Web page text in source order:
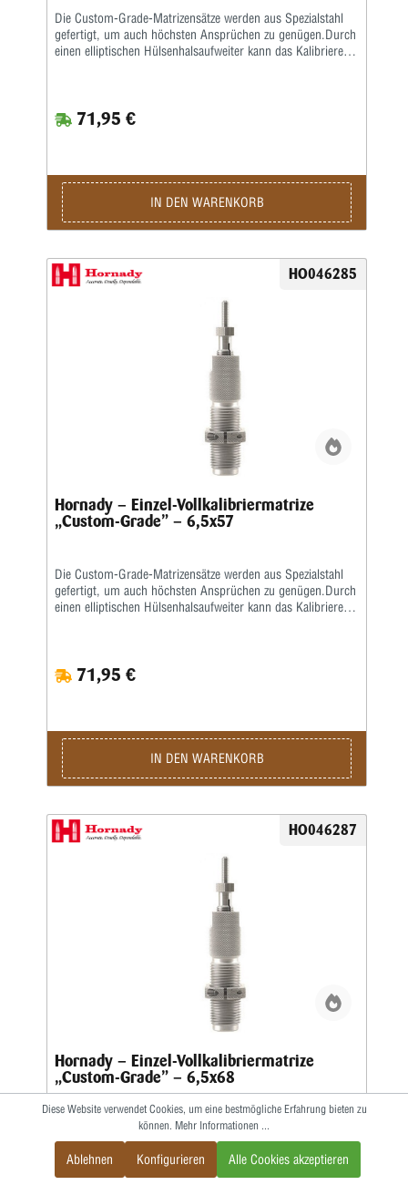
Die Custom-Grade-Matrizensätze werden aus Spezialstahl
gefertigt, um auch höchsten Ansprüchen zu genügen.Durch
einen elliptischen Hülsenhalsaufweiter kann das Kalibrieren
71,95 €
IN DEN WARENKORB
HO046285
Hornady – Einzel-Vollkalibriermatrize
„Custom-Grade” – 6,5x57
Die Custom-Grade-Matrizensätze werden aus Spezialstahl
gefertigt, um auch höchsten Ansprüchen zu genügen.Durch
einen elliptischen Hülsenhalsaufweiter kann das Kalibrieren
71,95 €
IN DEN WARENKORB
HO046287
Hornady – Einzel-Vollkalibriermatrize
„Custom-Grade” – 6,5x68
Die Custom-Grade-Matrizensätze werden aus Spezialstahl
gefertigt, um auch höchsten Ansprüchen zu genügen.Durch
einen elliptischen Hülsenhalsaufweiter kann das Kalibrieren
der Hülse gleichmäßiger erfolgen.Das Geschoss und die
Diese Website verwendet Cookies, um eine bestmögliche Erfahrung bieten zu
können. Mehr Informationen ...
Ablehnen Konfigurieren Alle Cookies akzeptieren